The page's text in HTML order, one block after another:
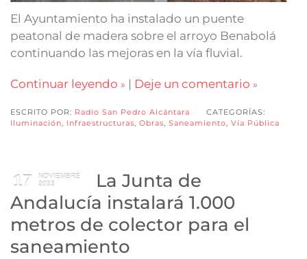
El Ayuntamiento ha instalado un puente
peatonal de madera sobre el arroyo Benabolá
continuando las mejoras en la vía fluvial.
Continuar leyendo | Deje un comentario
ESCRITO POR: Radio San Pedro Alcántara
CATEGORÍAS:
Iluminación, Infraestructuras, Obras, Saneamiento, Vía Pública
17
NOVIEMBRE
2023
La Junta de
Andalucía instalará 1.000
metros de colector para el
saneamiento